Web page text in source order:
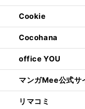
Cookie
Cocohana
office YOU
マンガMee公式サ
リマコミ